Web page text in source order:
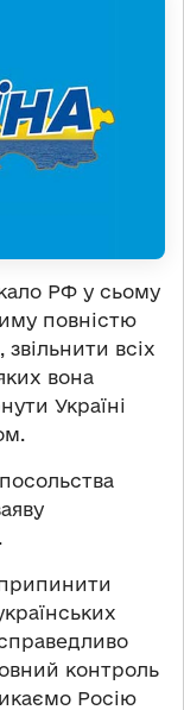
РФ у сьому
повністю
всіх
вона
Україні
посольства
контроль
Росію